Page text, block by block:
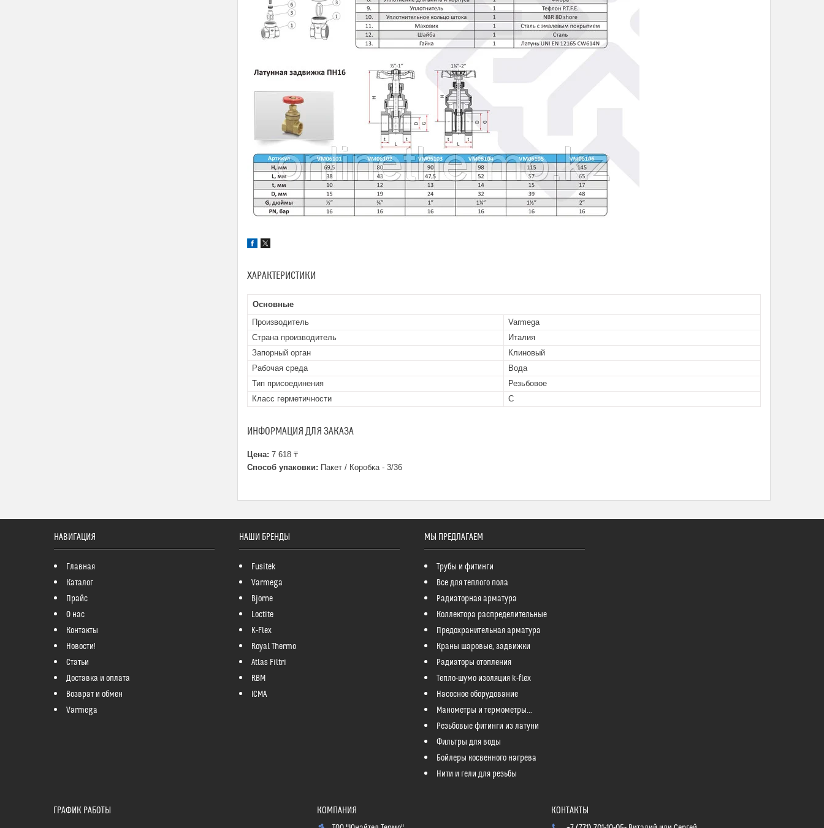
ХАРАКТЕРИСТИКИ
Основные
Производитель
Varmega
Страна производитель
Италия
Запорный орган
Клиновый
Рабочая среда
Вода
Тип присоединения
Резьбовое
Класс герметичности
С
ИНФОРМАЦИЯ ДЛЯ ЗАКАЗА
Цена: 7 618 ₸
Способ упаковки: Пакет / Коробка - 3/36
НАВИГАЦИЯ
Главная
Каталог
Прайс
О нас
Контакты
Новости!
Статьи
Доставка и оплата
Возврат и обмен
Varmega
НАШИ БРЕНДЫ
Fusitek
Varmega
Bjorne
Loctite
K-Flex
Royal Thermo
Atlas Filtri
RBM
ICMA
МЫ ПРЕДЛАГАЕМ
Трубы и фитинги
Все для теплого пола
Радиаторная арматура
Коллектора распределительные
Предохранительная арматура
Краны шаровые, задвижки
Радиаторы отопления
Тепло-шумо изоляция k-flex
Насосное оборудование
Манометры и термометры...
Резьбовые фитинги из латуни
Фильтры для воды
Бойлеры косвенного нагрева
Нити и гели для резьбы
ГРАФИК РАБОТЫ